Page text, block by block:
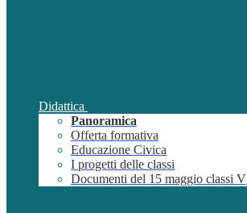
Didattica
Panoramica
Offerta formativa
Educazione Civica
I progetti delle classi
Documenti del 15 maggio classi V